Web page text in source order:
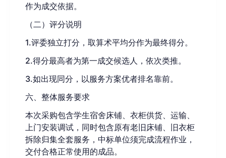
作为成交依据。
（ 二 ） 评分说明
1.评委独立打分，取算术平均分作为最终得分。
2.得分最高者为第一成交候选人，依次类推。
3.如出现同分，以服务方案优者排名靠前。
六、 整体服务要求
本次采购包含学生宿舍床铺、衣柜供货、运输、
上门安装调试，同时包含原有老旧床铺、旧衣柜
拆除归集全套服务，中标单位须完成流程作业，
交付合格正常使用的成品。